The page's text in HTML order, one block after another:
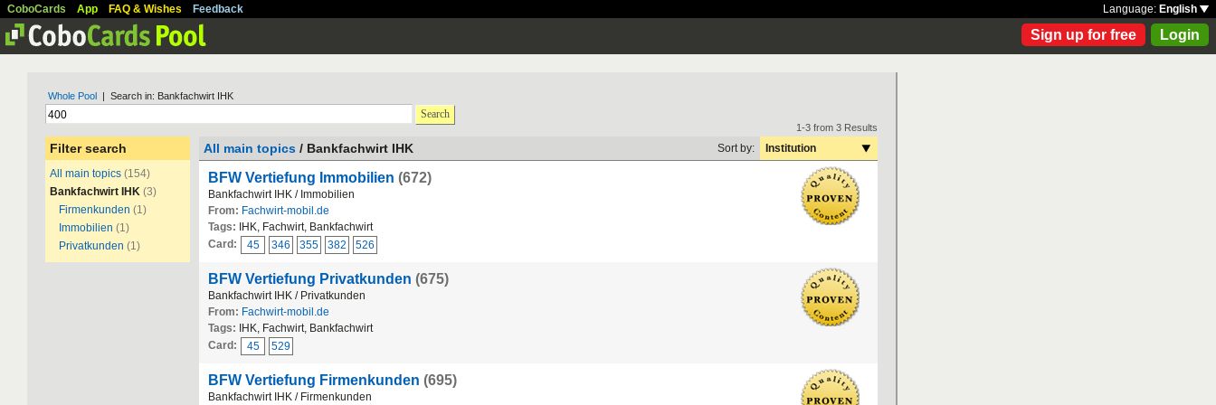
CoboCards App FAQ & Wishes Feedback Language: English
Sign up for free Login
Whole Pool | Search in: Bankfachwirt IHK
Search
Filter search
All main topics (154)
Bankfachwirt IHK (3)
Firmenkunden (1)
Immobilien (1)
Privatkunden (1)
1-3 from 3 Results
All main topics / Bankfachwirt IHK Sort by: Institution
BFW Vertiefung Immobilien (672)
Bankfachwirt IHK / Immobilien
From: Fachwirt-mobil.de
Tags:
IHK, Fachwirt, Bankfachwirt
Card:
45 346 355 382 526
BFW Vertiefung Privatkunden (675)
Bankfachwirt IHK / Privatkunden
From: Fachwirt-mobil.de
Tags:
IHK, Fachwirt, Bankfachwirt
Card:
45 529
BFW Vertiefung Firmenkunden (695)
Bankfachwirt IHK / Firmenkunden